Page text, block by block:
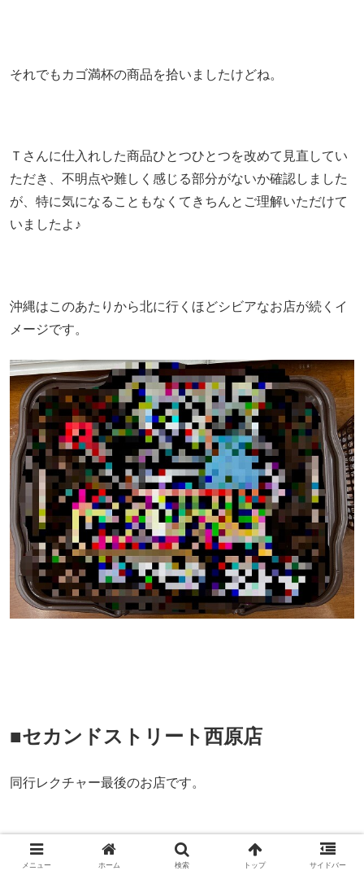
それでもカゴ満杯の商品を拾いましたけどね。
Ｔさんに仕入れした商品ひとつひとつを改めて見直してい
ただき、不明点や難しく感じる部分がないか確認しました
が、特に気になることもなくてきちんとご理解いただけて
いましたよ♪
沖縄はこのあたりから北に行くほどシビアなお店が続くイ
メージです。
■セカンドストリート西原店
同行レクチャー最後のお店です。
とある商品を大量仕入れして、それだけで利益１５０００
メニュー ホーム 検索 トップ サイドバー